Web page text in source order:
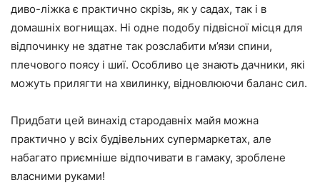
диво-ліжка є практично скрізь, як у садах, так і в
домашніх вогнищах. Ні одне подобу підвісної місця для
відпочинку не здатне так розслабити м’язи спини,
плечового поясу і шиї. Особливо це знають дачники, які
можуть прилягти на хвилинку, відновлюючи баланс сил.
Придбати цей винахід стародавніх майя можна
практично у всіх будівельних супермаркетах, але
набагато приємніше відпочивати в гамаку, зроблене
власними руками!